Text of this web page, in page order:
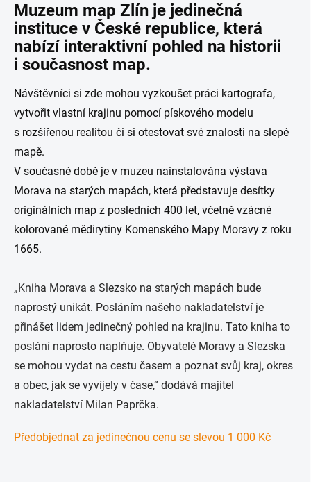
Muzeum map Zlín je jedinečná
instituce v České republice, která
nabízí interaktivní pohled na historii
i současnost map.
Návštěvníci si zde mohou vyzkoušet práci kartografa,
vytvořit vlastní krajinu pomocí pískového modelu
s rozšířenou realitou či si otestovat své znalosti na slepé
mapě.
V současné době je v muzeu nainstalována výstava
Morava na starých mapách, která představuje desítky
originálních map z posledních 400 let, včetně vzácné
kolorované mědirytiny Komenského Mapy Moravy z roku
1665.
„Kniha Morava a Slezsko na starých mapách bude
naprostý unikát. Posláním našeho nakladatelství je
přinášet lidem jedinečný pohled na krajinu. Tato kniha to
poslání naprosto naplňuje. Obyvatelé Moravy a Slezska
se mohou vydat na cestu časem a poznat svůj kraj, okres
a obec, jak se vyvíjely v čase,“ dodává majitel
nakladatelství Milan Paprčka.
Předobjednat za jedinečnou cenu se slevou 1 000 Kč